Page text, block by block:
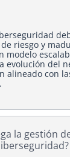
riesgo y
modelo
evolución del
alineado con
la gestión